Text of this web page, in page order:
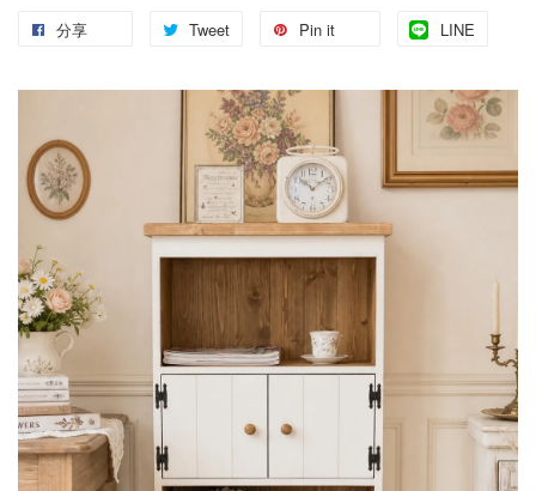
分享 Tweet Pin it LINE